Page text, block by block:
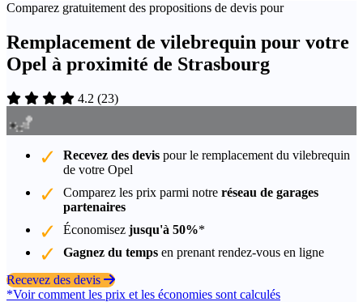
Comparez gratuitement des propositions de devis pour
Remplacement de vilebrequin pour votre
Opel à proximité de Strasbourg
4.2 (23)
Recevez des devis pour le remplacement du vilebrequin
de votre Opel
Comparez les prix parmi notre réseau de garages
partenaires
Économisez jusqu'à 50%*
Gagnez du temps en prenant rendez-vous en ligne
Recevez des devis
*Voir comment les prix et les économies sont calculés